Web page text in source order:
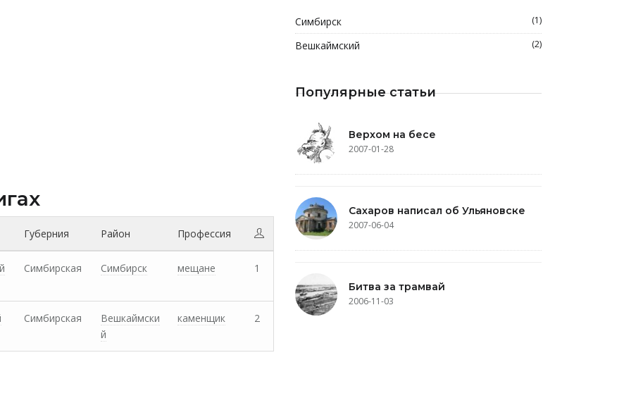
Губерния Район Профессия
Симбирская Симбирск мещане 1
Симбирская
Вешкаймски
й
каменщик 2
Симбирск (1)
Вешкаймский (2)
Популярные статьи
Верхом на бесе
2007-01-28
Сахаров написал об Ульяновске
2007-06-04
Битва за трамвай
2006-11-03